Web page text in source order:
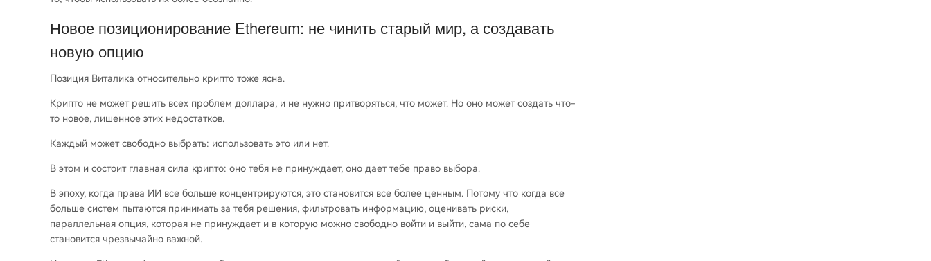
Новое позиционирование Ethereum: не чинить старый мир, а создавать
новую опцию
Позиция Виталика относительно крипто тоже ясна.
Крипто не может решить всех проблем доллара, и не нужно притворяться, что может. Но оно может создать что-
то новое, лишенное этих недостатков.
Каждый может свободно выбрать: использовать это или нет.
В этом и состоит главная сила крипто: оно тебя не принуждает, оно дает тебе право выбора.
В эпоху, когда права ИИ все больше концентрируются, это становится все более ценным. Потому что когда все
больше систем пытаются принимать за тебя решения, фильтровать информацию, оценивать риски,
параллельная опция, которая не принуждает и в которую можно свободно войти и выйти, сама по себе
становится чрезвычайно важной.